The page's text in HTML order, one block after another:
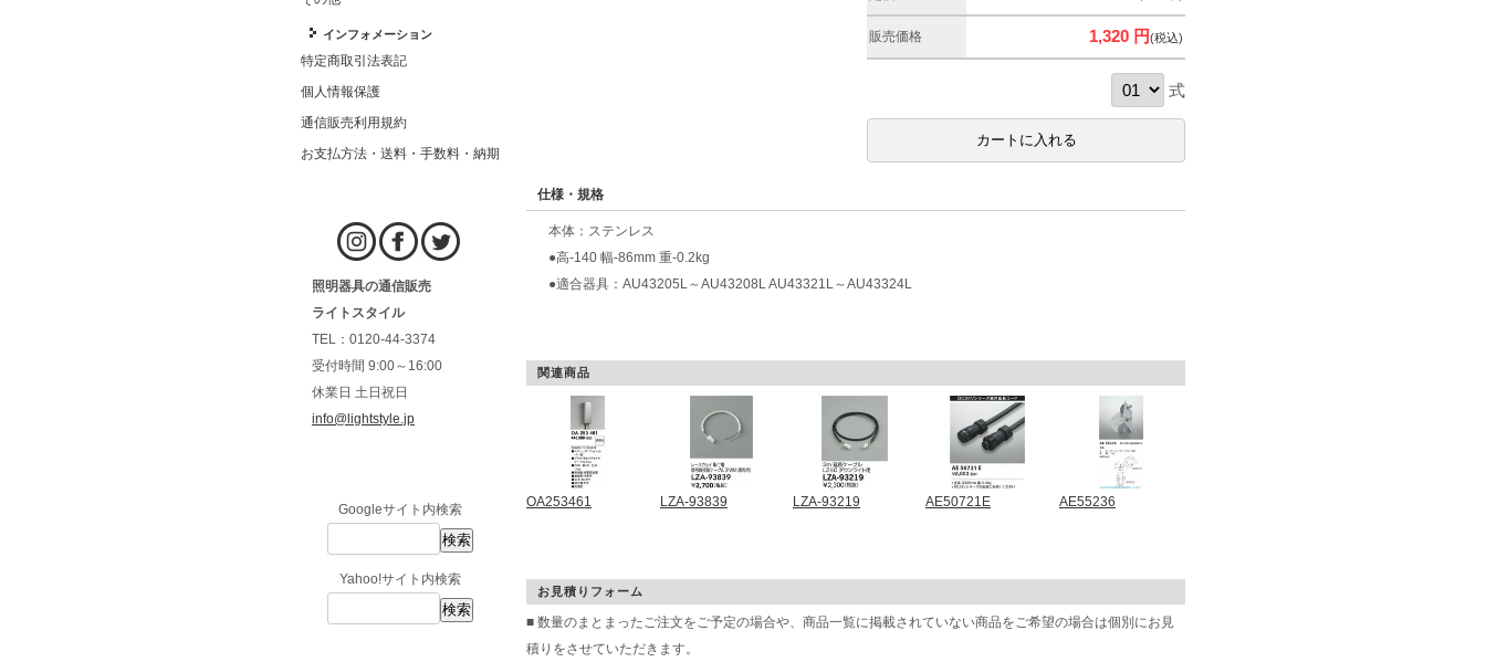
インフォメーション
特定商取引法表記
個人情報保護
通信販売利用規約
お支払方法・送料・手数料・納期
照明器具の通信販売
ライトスタイル
TEL：0120-44-3374
受付時間 9:00～16:00
休業日 土日祝日
info@lightstyle.jp
Googleサイト内検索
Yahoo!サイト内検索
販売価格 1,320 円(税込)
式
仕様・規格
本体：ステンレス
●高-140 幅-86mm 重-0.2kg
●適合器具：AU43205L～AU43208L AU43321L～AU43324L
関連商品
OA253461 LZA-93839 LZA-93219 AE50721E AE55236
お見積りフォーム
■ 数量のまとまったご注文をご予定の場合や、商品一覧に掲載されていない商品をご希望の場合は個別にお見
積りをさせていただきます。